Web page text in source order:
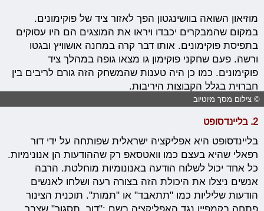
מוזיאון השואה בוושינגטון הפך לאזור ציד של פוקימונים.
במקום שהמבקרים יכבדו ויראו את המוצגים הם היו עסוקים
בתפיסת פוקימונים. אותו דבר קרה במחנה אושוויץ ובגטו
ורשה. פעם שחקני פוקימון גו מצאו גופה במהלך ציד
פוקימונים. כמו כן היה טענות שהמשחק הזה גורם לריבים בין
חברוית בגלל הקבוצות היריבות.
© צילום מסך מיוטיוב
2. בליינדסופט
בליינדסופט היא אפליקציה ישראלית שפותחה על ידי דור
רפאלי שהיא בעצם כמו וואטסאפ רק שההודעות הן אנונימיות.
כל אחד יכול לשלוח הודעה באנונומיות מוחלטת. הרבה
אנשים ניצלו את היכולת הזה בצורה רעה ושלחו לאנשים
הודעות שליליות כמו "תתאבד" או "תמות". תוכנית הצינור